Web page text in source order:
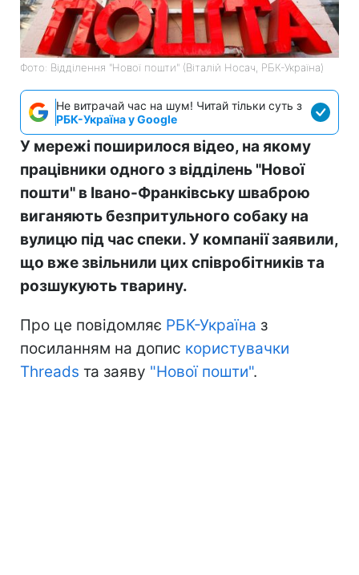
Фото: Відділення "Нової пошти" (Віталій Носач, РБК-Україна)
Не витрачай час на шум! Читай тільки суть з
РБК-Україна у Google
У мережі поширилося відео, на якому
працівники одного з відділень "Нової
пошти" в Івано-Франківську шваброю
виганяють безпритульного собаку на
вулицю під час спеки. У компанії заявили,
що вже звільнили цих співробітників та
розшукують тварину.
Про це повідомляє РБК-Україна з
посиланням на допис користувачки
Threads та заяву "Нової пошти".